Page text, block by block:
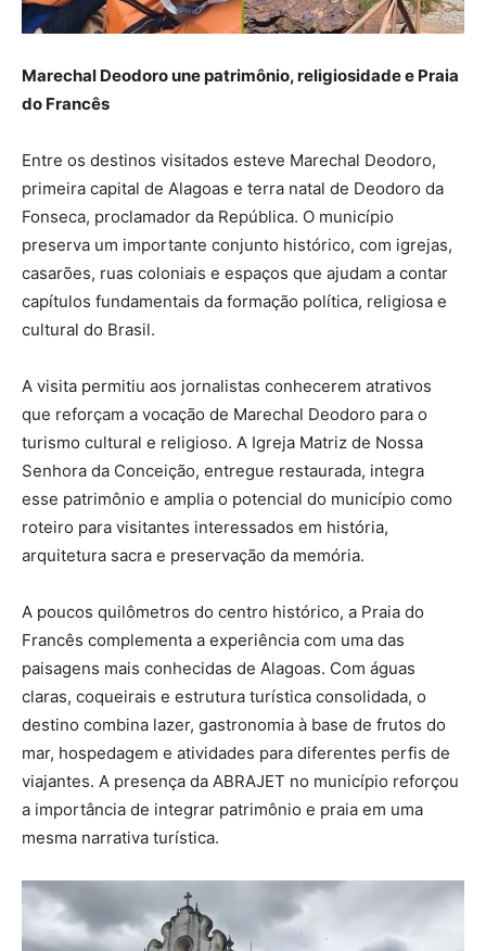
Marechal Deodoro une patrimônio, religiosidade e Praia
do Francês
Entre os destinos visitados esteve Marechal Deodoro,
primeira capital de Alagoas e terra natal de Deodoro da
Fonseca, proclamador da República. O município
preserva um importante conjunto histórico, com igrejas,
casarões, ruas coloniais e espaços que ajudam a contar
capítulos fundamentais da formação política, religiosa e
cultural do Brasil.
A visita permitiu aos jornalistas conhecerem atrativos
que reforçam a vocação de Marechal Deodoro para o
turismo cultural e religioso. A Igreja Matriz de Nossa
Senhora da Conceição, entregue restaurada, integra
esse patrimônio e amplia o potencial do município como
roteiro para visitantes interessados em história,
arquitetura sacra e preservação da memória.
A poucos quilômetros do centro histórico, a Praia do
Francês complementa a experiência com uma das
paisagens mais conhecidas de Alagoas. Com águas
claras, coqueirais e estrutura turística consolidada, o
destino combina lazer, gastronomia à base de frutos do
mar, hospedagem e atividades para diferentes perfis de
viajantes. A presença da ABRAJET no município reforçou
a importância de integrar patrimônio e praia em uma
mesma narrativa turística.